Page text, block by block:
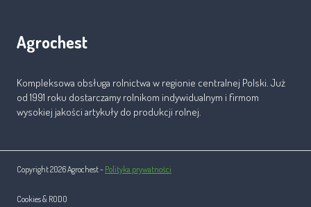
Agrochest
Kompleksowa obsługa rolnictwa w regionie centralnej Polski. Już
od 1991 roku dostarczamy rolnikom indywidualnym i firmom
wysokiej jakości artykuły do produkcji rolnej.
Copyright 2026 Agrochest - Polityka prywatności
Cookies & RODO